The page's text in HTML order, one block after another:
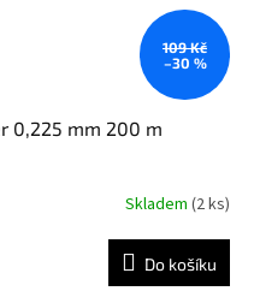
109 Kč
–30 %
0,225 mm 200 m
Skladem (2 ks)
Do košíku